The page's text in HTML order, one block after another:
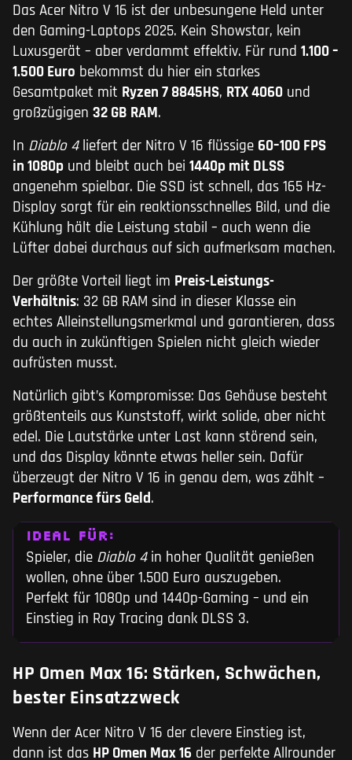
Das Acer Nitro V 16 ist der unbesungene Held unter
den Gaming-Laptops 2025. Kein Showstar, kein
Luxusgerät – aber verdammt effektiv. Für rund 1.100 –
1.500 Euro bekommst du hier ein starkes
Gesamtpaket mit Ryzen 7 8845HS, RTX 4060 und
großzügigen 32 GB RAM.
In Diablo 4liefert der Nitro V 16 flüssige 60–100 FPS
in 1080p und bleibt auch bei 1440p mit DLSS
angenehm spielbar. Die SSD ist schnell, das 165 Hz-
Display sorgt für ein reaktionsschnelles Bild, und die
Kühlung hält die Leistung stabil – auch wenn die
Lüfter dabei durchaus auf sich aufmerksam machen.
Der größte Vorteil liegt im Preis-Leistungs-
Verhältnis: 32 GB RAM sind in dieser Klasse ein
echtes Alleinstellungsmerkmal und garantieren, dass
du auch in zukünftigen Spielen nicht gleich wieder
aufrüsten musst.
Natürlich gibt’s Kompromisse: Das Gehäuse besteht
größtenteils aus Kunststoff, wirkt solide, aber nicht
edel. Die Lautstärke unter Last kann störend sein,
und das Display könnte etwas heller sein. Dafür
überzeugt der Nitro V 16 in genau dem, was zählt –
Performance fürs Geld.
IDEAL FÜR:
Spieler, die Diablo 4in hoher Qualität genießen
wollen, ohne über 1.500 Euro auszugeben.
Perfekt für 1080p und 1440p-Gaming – und ein
Einstieg in Ray Tracing dank DLSS 3.
HP Omen Max 16: Stärken, Schwächen,
bester Einsatzzweck
Wenn der Acer Nitro V 16 der clevere Einstieg ist,
dann ist das HP Omen Max 16 der perfekte Allrounder